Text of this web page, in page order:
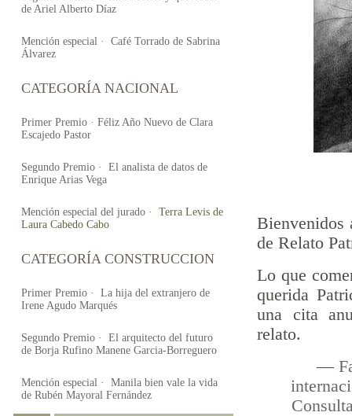
de Ariel Alberto Díaz
Mención especial · Café Torrado de Sabrina
Álvarez
CATEGORÍA NACIONAL
Primer Premio · Féliz Año Nuevo de Clara
Escajedo Pastor
Segundo Premio · El analista de datos de
Enrique Arias Vega
Mención especial del jurado · Terra Levis de
Laura Cabedo Cabo
CATEGORÍA CONSTRUCCION
Primer Premio · La hija del extranjero de
Irene Agudo Marqués
Segundo Premio · El arquitecto del futuro
de Borja Rufino Manene Garcia-Borreguero
Mención especial · Manila bien vale la vida
de Rubén Mayoral Fernández
Bienvenidos
de Relato
Lo que
querida
una cita
relato.
—